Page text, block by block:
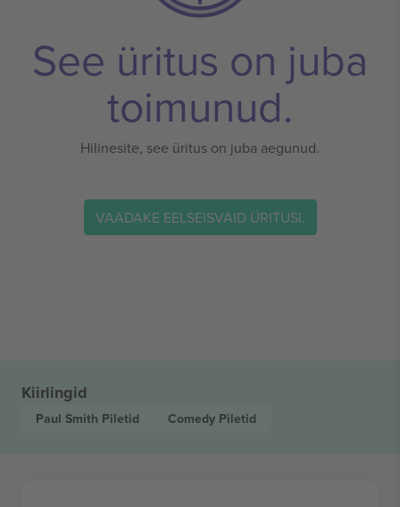
See üritus on juba
toimunud.
Hilinesite, see üritus on juba aegunud.
VAADAKE EELSEISVAID ÜRITUSI.
Kiirlingid
Paul Smith Piletid Comedy Piletid